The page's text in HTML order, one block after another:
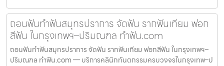
ถอนฟันทำฟันสมุทรปราการ จัดฟัน รากฟันเทียม ฟอก
สีฟัน ในกรุงเทพฯ–ปริมณฑล ทำฟัน.com
ถอนฟันทำฟันสมุทรปราการ จัดฟัน รากฟันเทียม ฟอกสีฟัน ในกรุงเทพฯ–
ปริมณฑล ทำฟัน.com — บริการคลินิกทันตกรรมครบวงจรในกรุงเทพ–ป